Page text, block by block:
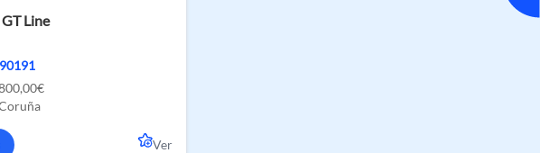
Line
Ver